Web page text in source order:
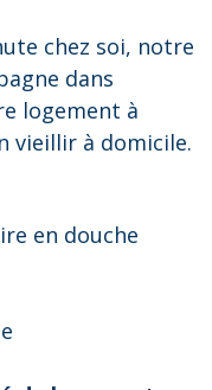
chez soi, notre
dans
logement à
vieillir à domicile.
en douche